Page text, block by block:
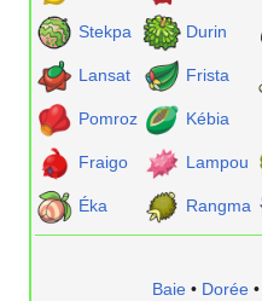
Stekpa Durin
Lansat Frista
Pomroz Kébia
Fraigo Lampou
Éka Rangma
Baie• Dorée•